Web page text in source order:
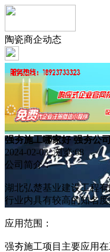
陶瓷商企动态
强夯施工哪家好 强夯公
2024-02-03 浏览:68
公司简介：
湖北弘楚基业建设工程
行业内具有较高的知名
应用范围：
强夯施工项目主要应用